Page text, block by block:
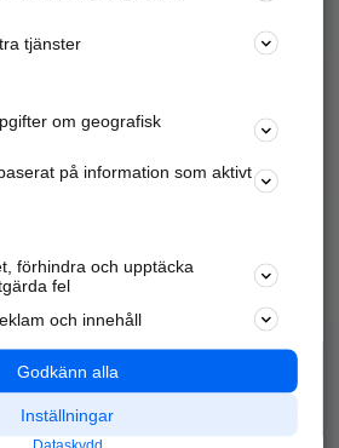
Marknadsför företaget
Kom igång och annonsera mot
samarbetspartners nära dig.
Populära sökningar
Annonsera
Integritet
Nödnummer
tjänster
om geografisk
på information som aktivt
förhindra och upptäcka
fel
och innehåll
Godkänn alla
Inställningar
Dataskydd